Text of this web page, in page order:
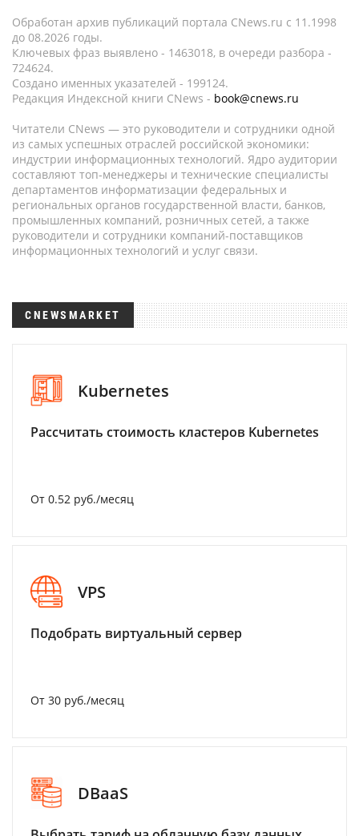
Обработан архив публикаций портала CNews.ru c 11.1998
до 08.2026 годы.
Ключевых фраз выявлено - 1463018, в очереди разбора -
724624.
Создано именных указателей - 199124.
Редакция Индексной книги CNews - book@cnews.ru
Читатели CNews — это руководители и сотрудники одной
из самых успешных отраслей российской экономики:
индустрии информационных технологий. Ядро аудитории
составляют топ-менеджеры и технические специалисты
департаментов информатизации федеральных и
региональных органов государственной власти, банков,
промышленных компаний, розничных сетей, а также
руководители и сотрудники компаний-поставщиков
информационных технологий и услуг связи.
CNEWSMARKET
Kubernetes
Рассчитать стоимость кластеров Kubernetes
От 0.52 руб./месяц
VPS
Подобрать виртуальный сервер
От 30 руб./месяц
DBaaS